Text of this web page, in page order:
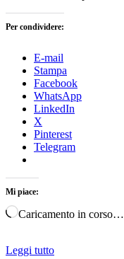
Per condividere:
E-mail
Stampa
Facebook
WhatsApp
LinkedIn
X
Pinterest
Telegram
Mi piace:
Caricamento in corso…
Leggi tutto